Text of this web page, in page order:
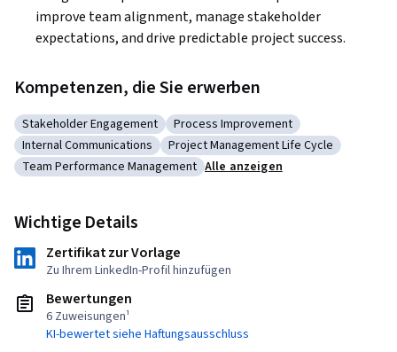
improve team alignment, manage stakeholder
expectations, and drive predictable project success.
Kompetenzen, die Sie erwerben
Kategorie: Stakeholder Engagement
Stakeholder Engagement Kategorie: Process Improvement
Process Improvement
Kategorie: Internal Communications
Internal Communications Kategorie: Project Management Life
Project Management Life Cycle
Kategorie: Team Performance Management
Team Performance Management Alle anzeigen
Wichtige Details
Zertifikat zur Vorlage
Zu Ihrem LinkedIn-Profil hinzufügen
Bewertungen
6 Zuweisungen¹
KI-bewertet siehe Haftungsausschluss